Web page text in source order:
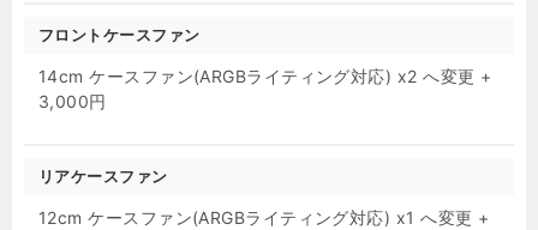
フロントケースファン
14cm ケースファン(ARGBライティング対応) x2 へ変更 +
3,000円
リアケースファン
12cm ケースファン(ARGBライティング対応) x1 へ変更 +